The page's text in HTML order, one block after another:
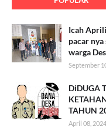
Icah
pacar
warga
September
DiDUGA
TAHUN
April 08, 2024